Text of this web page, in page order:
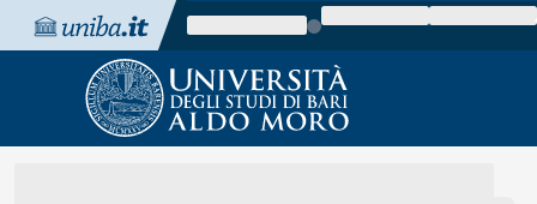
Vai al contenuto
Vai alla navigazione
Vai al footer